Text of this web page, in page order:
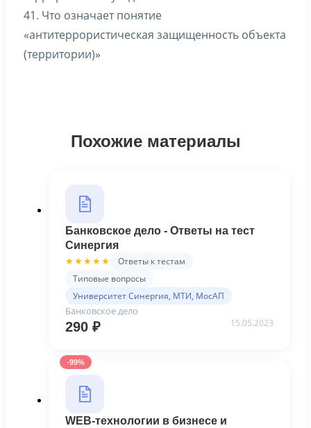
41. Что означает понятие
«антитеррористическая защищенность объекта
(территории)»
Похожие материалы
Банковское дело - Ответы на тест
Синергия
★★★★★
Ответы к тестам
Типовые вопросы
Университет Синергия, МТИ, МосАП
Банковское дело
290 ₽ 15.05.2023
-99%
WEB-технологии в бизнесе и